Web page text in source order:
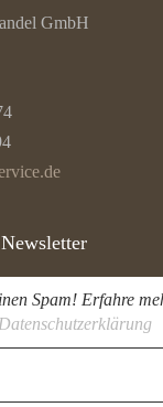
GmbH
Spam! Erfahre
Datenschutzerklärung